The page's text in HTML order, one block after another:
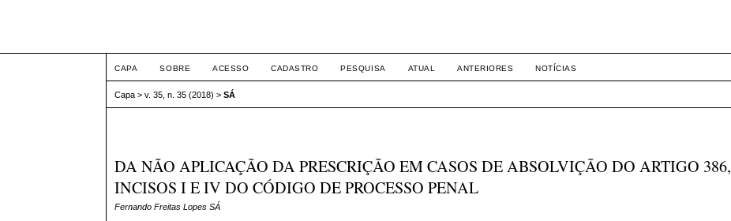
CAPA SOBRE ACESSO CADASTRO PESQUISA ATUAL ANTERIORES NOTÍCIAS
Capa >v. 35, n. 35 (2018) >SÁ
DA NÃO APLICAÇÃO DA PRESCRIÇÃO EM CASOS DE ABSOLVIÇÃO DO ARTIGO 386,
INCISOS I E IV DO CÓDIGO DE PROCESSO PENAL
Fernando Freitas Lopes SÁ